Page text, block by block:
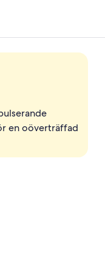
en oöverträffad